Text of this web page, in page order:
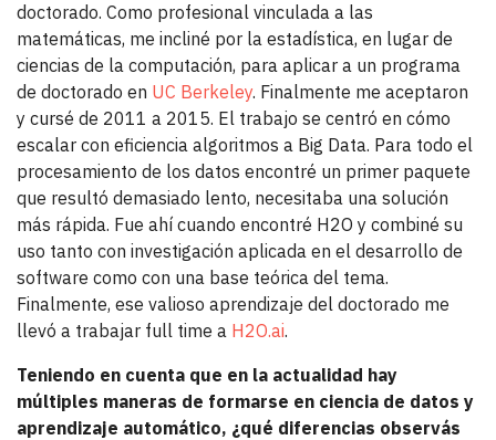
doctorado. Como profesional vinculada a las
matemáticas, me incliné por la estadística, en lugar de
ciencias de la computación, para aplicar a un programa
de doctorado en UC Berkeley. Finalmente me aceptaron
y cursé de 2011 a 2015. El trabajo se centró en cómo
escalar con eficiencia algoritmos a Big Data. Para todo el
procesamiento de los datos encontré un primer paquete
que resultó demasiado lento, necesitaba una solución
más rápida. Fue ahí cuando encontré H2O y combiné su
uso tanto con investigación aplicada en el desarrollo de
software como con una base teórica del tema.
Finalmente, ese valioso aprendizaje del doctorado me
llevó a trabajar full time a H2O.ai.
Teniendo en cuenta que en la actualidad hay
múltiples maneras de formarse en ciencia de datos y
aprendizaje automático, ¿qué diferencias observás